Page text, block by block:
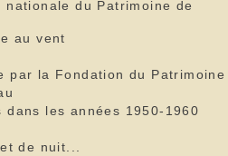
nationale du Patrimoine de
au vent
par la Fondation du Patrimoine
dans les années 1950-1960
de nuit...